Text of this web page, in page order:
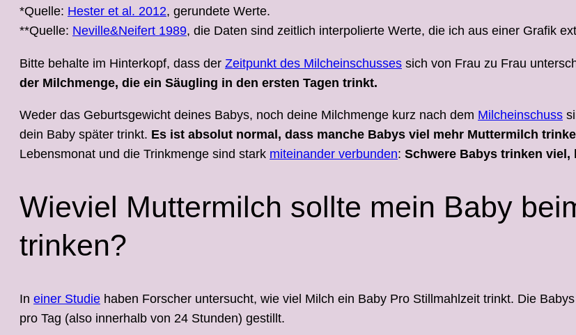
*Quelle: Hester et al. 2012, gerundete Werte.
**Quelle: Neville&Neifert 1989, die Daten sind zeitlich interpolierte Werte, die ich aus einer Grafik
Bitte behalte im Hinterkopf, dass der Zeitpunkt des Milcheinschusses sich von Frau zu Frau
der Milchmenge, die ein Säugling in den ersten Tagen trinkt.
Weder das Geburtsgewicht deines Babys, noch deine Milchmenge kurz nach dem Milcheinschuss
dein Baby später trinkt. Es ist absolut normal, dass manche Babys viel mehr Muttermilch
Lebensmonat und die Trinkmenge sind stark miteinander verbunden: Schwere Babys trinken
Wieviel Muttermilch sollte mein Baby
trinken?
In einer Studie haben Forscher untersucht, wie viel Milch ein Baby Pro Stillmahlzeit trinkt. Die
pro Tag (also innerhalb von 24 Stunden) gestillt.